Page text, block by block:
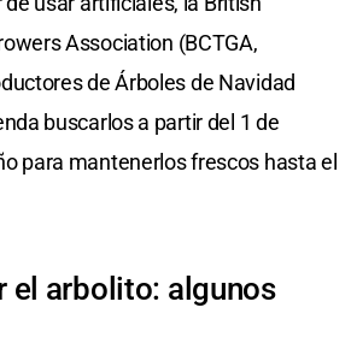
Association (BCTGA,
de Árboles de Navidad
buscarlos a partir del 1 de
para mantenerlos frescos hasta el
el arbolito: algunos